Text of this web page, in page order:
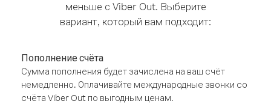
меньше с Viber Out. Выберите
вариант, который вам подходит:
Пополнение счёта
Сумма пополнения будет зачислена на ваш счёт
немедленно. Оплачивайте международные звонки со
счёта Viber Out по выгодным ценам.